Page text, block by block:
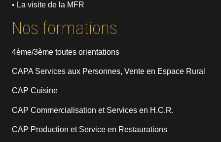
• La visite de la MFR
Nos formations
4ème/3ème toutes orientations
CAPA Services aux Personnes, Vente en Espace Rural
CAP Cuisine
CAP Commercialisation et Services en H.C.R.
CAP Production et Service en Restaurations